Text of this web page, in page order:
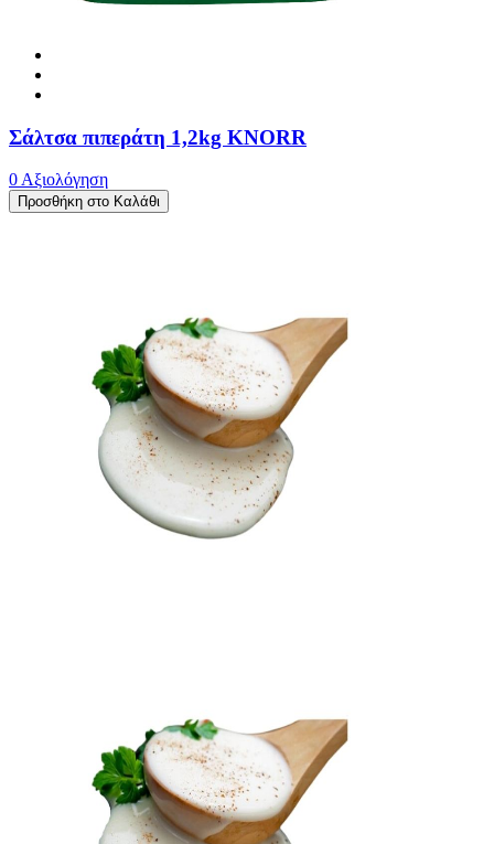
Σάλτσα πιπεράτη 1,2kg KNORR
0 Αξιολόγηση
Προσθήκη στο Καλάθι